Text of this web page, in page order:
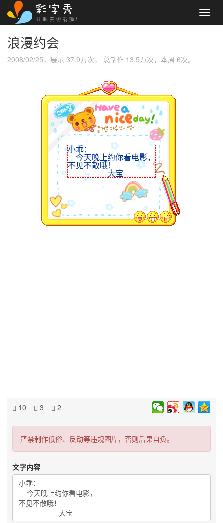
浪漫约会
2008/02/25，展示 37.9万次， 总制作 13.5万次，本周 6次。
10 3 2
严禁制作低俗、反动等违规图片，否则后果自负。
文字内容
小乖：
今天晚上约你看电影，
不见不散哦！
大宝